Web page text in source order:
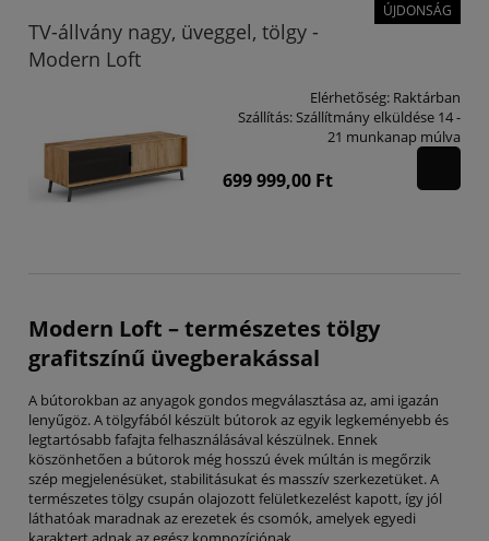
TV-állvány nagy, üveggel, tölgy -
Modern Loft
Elérhetőség: Raktárban
Szállítás:Szállítmány elküldése 14 -
21 munkanap múlva
699 999,00 Ft
ÚJDONSÁG
Modern Loft – természetes tölgy
grafitszínű üvegberakással
A bútorokban az anyagok gondos megválasztása az, ami igazán
lenyűgöz. A tölgyfából készült bútorok az egyik legkeményebb és
legtartósabb fafajta felhasználásával készülnek. Ennek
köszönhetően a bútorok még hosszú évek múltán is megőrzik
szép megjelenésüket, stabilitásukat és masszív szerkezetüket. A
természetes tölgy csupán olajozott felületkezelést kapott, így jól
láthatóak maradnak az erezetek és csomók, amelyek egyedi